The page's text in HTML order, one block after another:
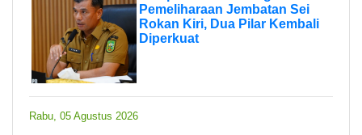
Pemeliharaan Jembatan Sei
Rokan Kiri, Dua Pilar Kembali
Diperkuat
Rabu, 05 Agustus 2026